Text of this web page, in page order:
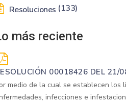
Resoluciones (133)
más reciente
00018426 DEL 21/
medio de la cual se establecen los
infecciones e